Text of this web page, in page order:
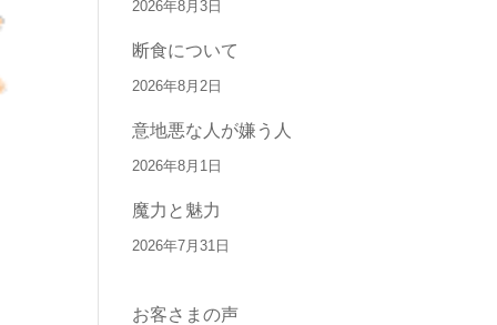
2026年8月3日
断食について
2026年8月2日
意地悪な人が嫌う人
2026年8月1日
魔力と魅力
2026年7月31日
お客さまの声